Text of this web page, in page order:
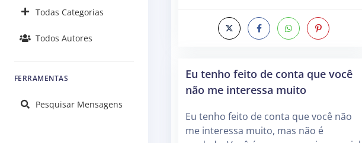
Todas Categorias
Todos Autores
FERRAMENTAS
Pesquisar Mensagens
Eu tenho feito de conta que você
não me interessa muito
Eu tenho feito de conta que você não
me interessa muito, mas não é